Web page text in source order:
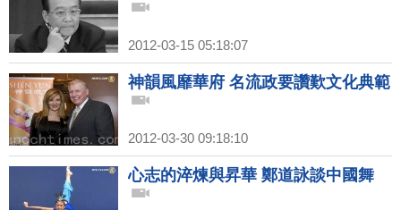
2012-03-15 05:18:07
神韻風靡華府 名流政要讚歎文化典範
2012-03-30 09:18:10
心志的淬煉與昇華 鄭道詠談中國舞